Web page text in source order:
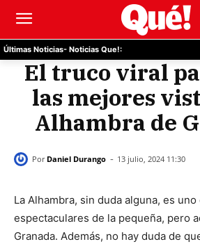
Últimas Noticias- Noticias Que!:
El truco viral
las mejores
Alhambra de
Por Daniel Durango - 13 julio, 2024 11:30
La Alhambra, sin duda alguna, es
espectaculares de la pequeña, pero
Granada. Además, no hay duda de